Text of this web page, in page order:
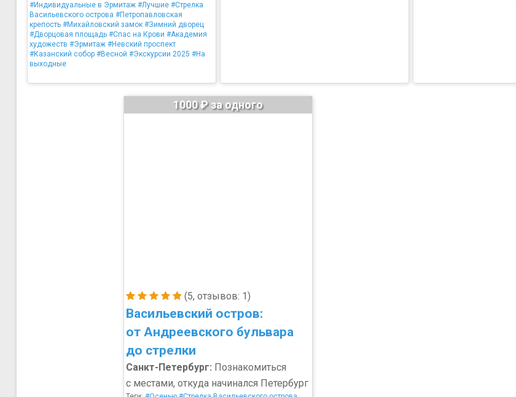
#Индивидуальные в Эрмитаж #Лучшие #Стрелка
Васильевского острова #Петропавловская
крепость #Михайловский замок #Зимний дворец
#Дворцовая площадь #Спас на Крови #Академия
художеств #Эрмитаж #Невский проспект
#Казанский собор #Весной #Экскурсии 2025 #На
выходные
(5, отзывов: 1)
Васильевский остров:
от Андреевского бульвара
до стрелки
1000 ₽ за одного
Санкт-Петербург: Познакомиться
с местами, откуда начинался Петербург